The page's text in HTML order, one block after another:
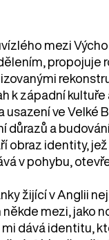
mezi
propojuje
k západní kultuře
ve Velké
důrazů a
obraz identity,
v pohybu,
žijící v Anglii
mezi, jako
dává identitu,